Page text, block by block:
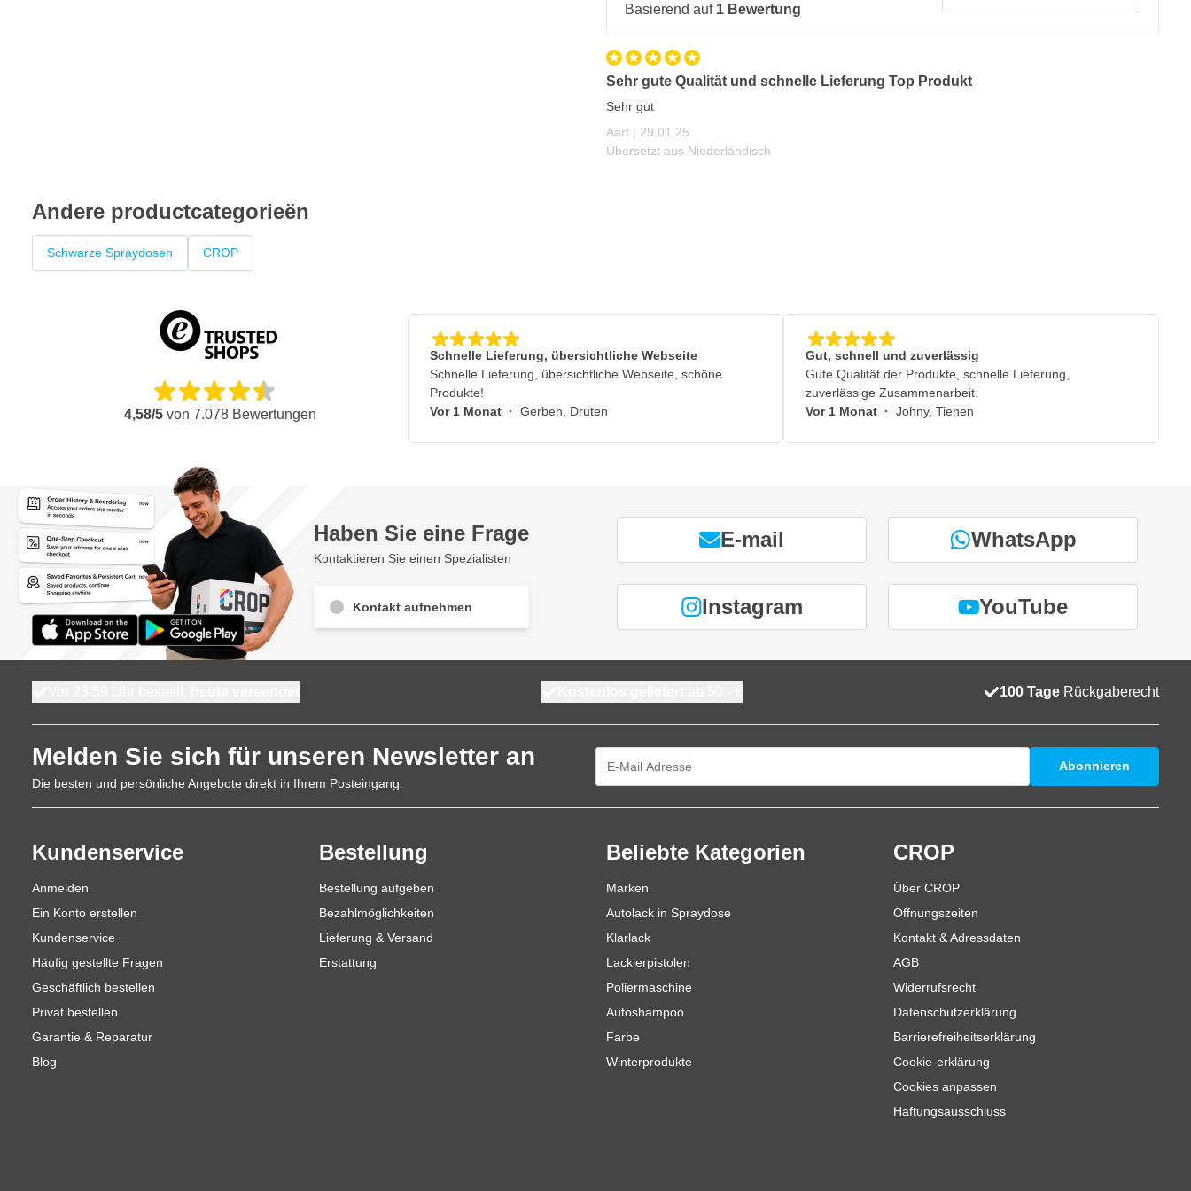
Basierend auf 1 Bewertung
Sehr gute Qualität und schnelle Lieferung Top Produkt
Sehr gut
Aart | 29. Januar 2025
29.01.25
Übersetzt aus Niederländisch
Andere productcategorieën
Schwarze Spraydosen CROP
4,58/5von 7.078Bewertungen
Schnelle Lieferung, übersichtliche Webseite
Schnelle Lieferung, übersichtliche Webseite, schöne
Produkte!
Vor 1 Monat · Gerben, Druten
Gut, schnell und zuverlässig
Gute Qualität der Produkte, schnelle Lieferung,
zuverlässige Zusammenarbeit.
Vor 1 Monat · Johny, Tienen
Haben Sie eine Frage
Kontaktieren Sie einen Spezialisten
Kontakt aufnehmen
E-mail WhatsApp
Instagram YouTube
100 Tage Rückgaberecht
Melden Sie sich für unseren Newsletter an
Die besten und persönliche Angebote direkt in Ihrem Posteingang.
Abonnieren
Kundenservice
Anmelden
Ein Konto erstellen
Kundenservice
Häufig gestellte Fragen
Geschäftlich bestellen
Privat bestellen
Garantie & Reparatur
Blog
Bestellung
Bestellung aufgeben
Bezahlmöglichkeiten
Lieferung & Versand
Erstattung
Beliebte Kategorien
Marken
Autolack in Spraydose
Klarlack
Lackierpistolen
Poliermaschine
Autoshampoo
Farbe
Winterprodukte
CROP
Über CROP
Öffnungszeiten
Kontakt & Adressdaten
AGB
Widerrufsrecht
Datenschutzerklärung
Barrierefreiheitserklärung
Cookie-erklärung
Cookies anpassen
Haftungsausschluss